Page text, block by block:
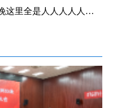
里全是人人人人人……